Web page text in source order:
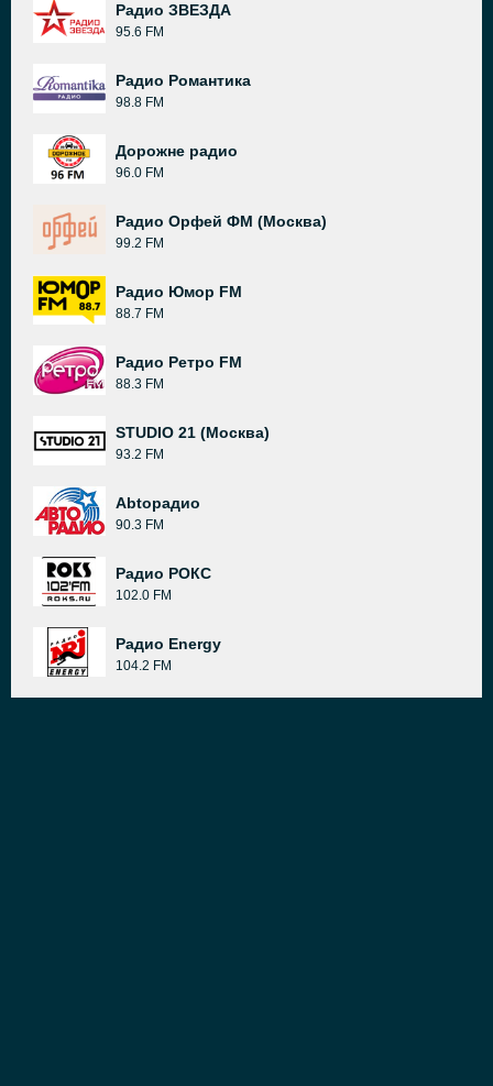
Радио ЗВЕЗДА
95.6 FM
Радио Романтика
98.8 FM
Дорожне радио
96.0 FM
Радио Орфей ФМ (Москва)
99.2 FM
Радио Юмор FM
88.7 FM
Радио Ретро FM
88.3 FM
STUDIO 21 (Москва)
93.2 FM
Abtoрадио
90.3 FM
Радио РОКС
102.0 FM
Радио Energy
104.2 FM